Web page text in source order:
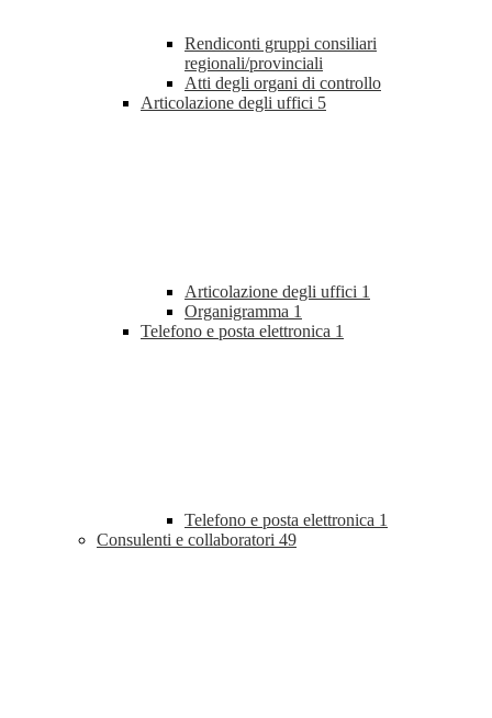
Rendiconti gruppi consiliari
regionali/provinciali
Atti degli organi di controllo
Articolazione degli uffici 5
Articolazione degli uffici 1
Organigramma 1
Telefono e posta elettronica 1
Telefono e posta elettronica 1
Consulenti e collaboratori 49